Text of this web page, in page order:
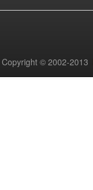
Copyright © 2002-2013